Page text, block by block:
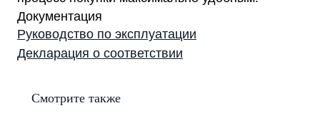
Документация
Руководство по эксплуатации
Декларация о соответствии
Смотрите также